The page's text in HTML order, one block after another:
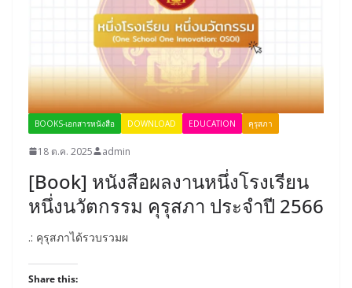
BOOKS-เอกสารหนังสือ DOWNLOAD EDUCATION คุรุสภา
18 ต.ค. 2025 admin
[Book] หนังสือผลงานหนึ่งโรงเรียน
หนึ่งนวัตกรรม คุรุสภา ประจำปี 2566
.: คุรุสภาได้รวบรวมผ
Share this: